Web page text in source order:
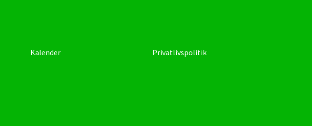
Kalender
Privatlivspolitik